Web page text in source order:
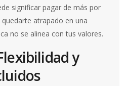
significar pagar de más por
atrapado en una
no se alinea con tus valores.
y